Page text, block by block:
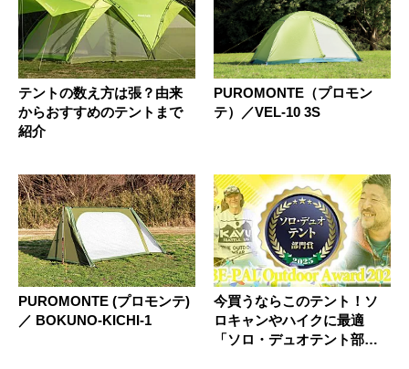
テントの数え方は張？由来
からおすすめのテントまで
紹介
PUROMONTE（プロモン
テ）／VEL-10 3S
PUROMONTE (プロモンテ)
／ BOKUNO-KICHI-1
今買うならこのテント！ソ
ロキャンやハイクに最適
「ソロ・デュオテント部